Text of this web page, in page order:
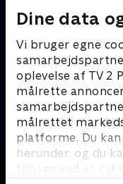
Dine data
Vi bruger egne
oplevelse af TV 2
målrette
målrettet
platforme. Du
herunder, og du
tilbage ved at
Thailand -
Dokumentar • 1